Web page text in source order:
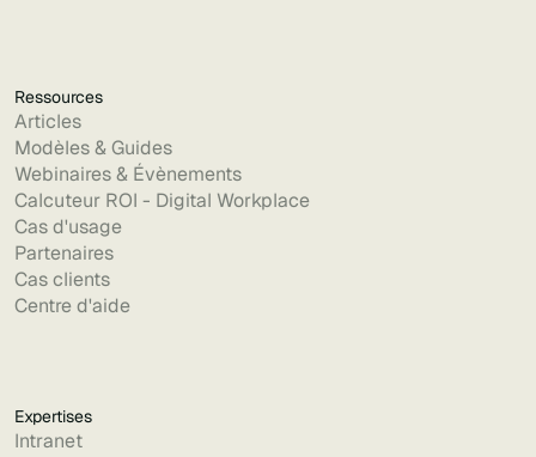
Ressources
Articles
Modèles & Guides
Webinaires & Évènements
Calcuteur ROI - Digital Workplace
Cas d'usage
Partenaires
Cas clients
Centre d'aide
Expertises
Intranet